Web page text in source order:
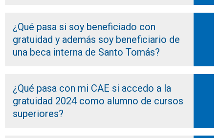
¿Qué pasa si soy beneficiado con
gratuidad y además soy beneficiario de
una beca interna de Santo Tomás?
¿Qué pasa con mi CAE si accedo a la
gratuidad 2024 como alumno de cursos
superiores?